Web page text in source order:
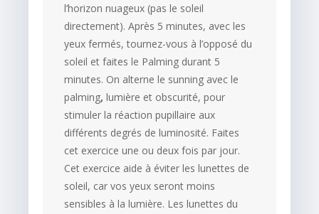
l’horizon nuageux (pas le soleil
directement). Après 5 minutes, avec les
yeux fermés, tournez-vous à l’opposé du
soleil et faites le Palming durant 5
minutes. On alterne le sunning avec le
palming, lumière et obscurité, pour
stimuler la réaction pupillaire aux
différents degrés de luminosité. Faites
cet exercice une ou deux fois par jour.
Cet exercice aide à éviter les lunettes de
soleil, car vos yeux seront moins
sensibles à la lumière. Les lunettes du